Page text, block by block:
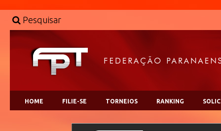
Pesquisar
HOME FILIE-SE TORNEIOS RANKING